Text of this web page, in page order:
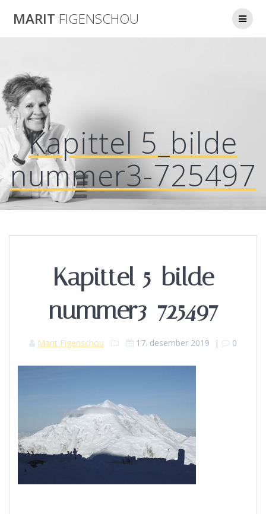
to
MARIT FIGENSCHOU
Kapittel 5_bilde
nummer3-725497
Kapittel 5_bilde
nummer3-725497
Marit Figenschou 17. desember 2019 | 0